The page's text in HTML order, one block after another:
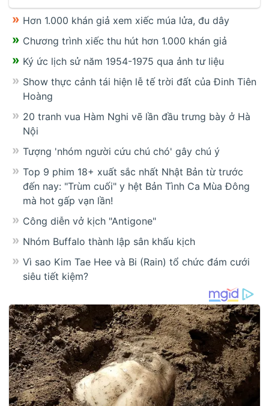
Hơn 1.000 khán giả xem xiếc múa lửa, đu dây
Chương trình xiếc thu hút hơn 1.000 khán giả
Ký ức lịch sử năm 1954-1975 qua ảnh tư liệu
Show thực cảnh tái hiện lễ tế trời đất của Đinh Tiên
Hoàng
20 tranh vua Hàm Nghi vẽ lần đầu trưng bày ở Hà
Nội
Tượng 'nhóm người cứu chú chó' gây chú ý
Top 9 phim 18+ xuất sắc nhất Nhật Bản từ trước
đến nay: "Trùm cuối" y hệt Bản Tình Ca Mùa Đông
mà hot gấp vạn lần!
Công diễn vở kịch "Antigone"
Nhóm Buffalo thành lập sân khấu kịch
Vì sao Kim Tae Hee và Bi (Rain) tổ chức đám cưới
siêu tiết kiệm?